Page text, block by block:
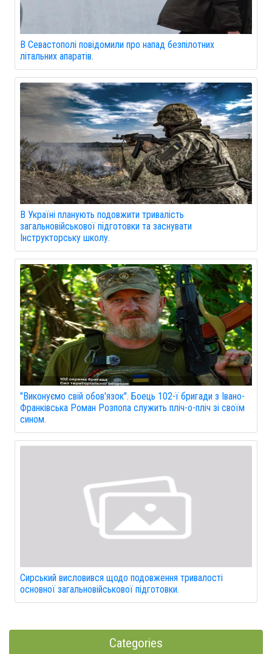
В Севастополі повідомили про напад безпілотних
літальних апаратів.
В Україні планують подовжити тривалість
загальновійськової підготовки та заснувати
Інструкторську школу.
"Виконуємо свій обов'язок". Боець 102-ї бригади з Івано-
Франківська Роман Розпопа служить пліч-о-пліч зі своїм
сином.
Сирський висловився щодо подовження тривалості
основної загальновійськової підготовки.
Categories